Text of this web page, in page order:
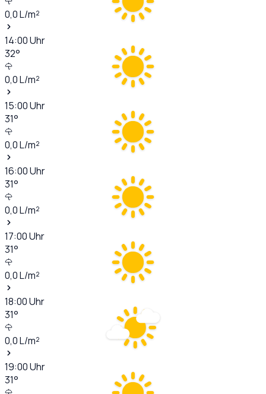
0,0L/m²
14:00Uhr
32°
0,0L/m²
15:00Uhr
31°
0,0L/m²
16:00Uhr
31°
0,0L/m²
17:00Uhr
31°
0,0L/m²
18:00Uhr
31°
0,0L/m²
19:00Uhr
31°